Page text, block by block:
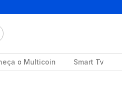
o Multicoin Smart Tv